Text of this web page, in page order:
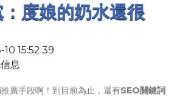
度娘的奶水還很
15:52:39
息
廣手段啊！到目前為止，還有SEO關鍵詞